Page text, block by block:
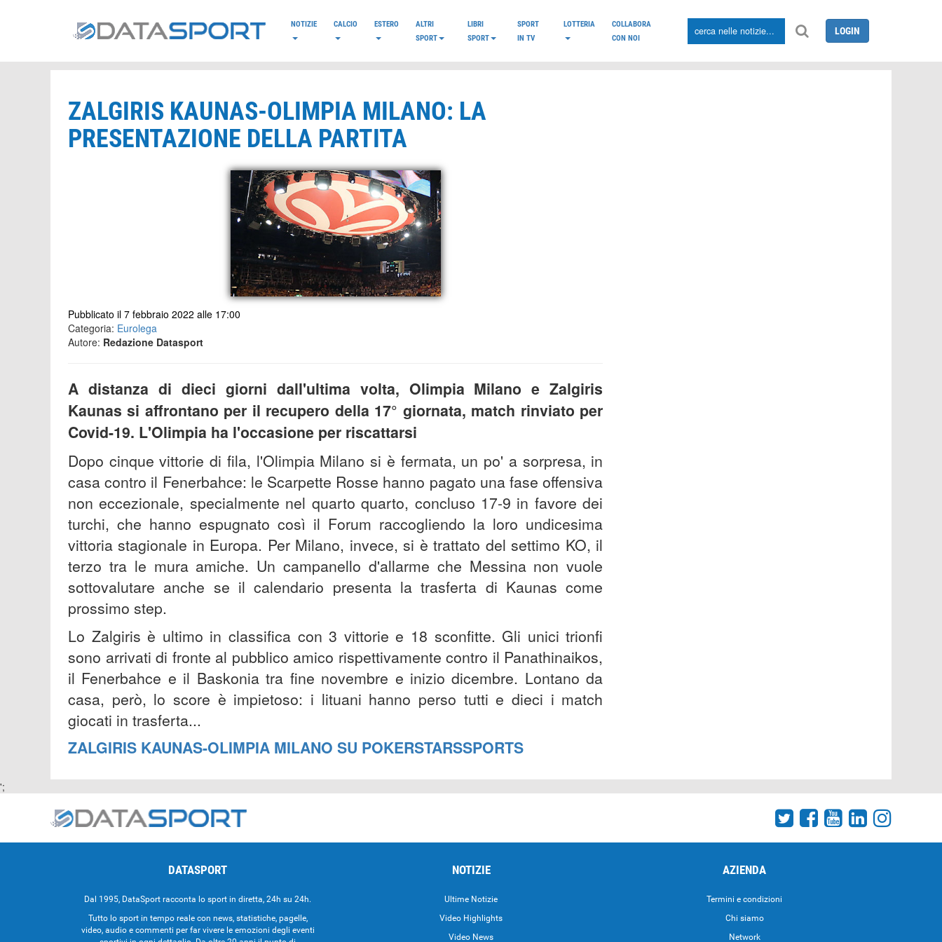
NOTIZIE CALCIO ESTERO
ALTRI
SPORT
LIBRI
SPORT
SPORT
IN TV
LOTTERIA
COLLABORA
CON NOI
LOGIN
ZALGIRIS KAUNAS-OLIMPIA MILANO: LA
PRESENTAZIONE DELLA PARTITA
Pubblicato il 7 febbraio 2022 alle 17:00
Categoria: Eurolega
Autore: Redazione Datasport
A distanza di dieci giorni dall'ultima volta, Olimpia Milano e Zalgiris
Kaunas si affrontano per il recupero della 17° giornata, match rinviato per
Covid-19. L'Olimpia ha l'occasione per riscattarsi
Dopo cinque vittorie di fila, l'Olimpia Milano si è fermata, un po' a sorpresa, in
casa contro il Fenerbahce: le Scarpette Rosse hanno pagato una fase offensiva
non eccezionale, specialmente nel quarto quarto, concluso 17-9 in favore dei
turchi, che hanno espugnato così il Forum raccogliendo la loro undicesima
vittoria stagionale in Europa. Per Milano, invece, si è trattato del settimo KO, il
terzo tra le mura amiche. Un campanello d'allarme che Messina non vuole
sottovalutare anche se il calendario presenta la trasferta di Kaunas come
prossimo step.
Lo Zalgiris è ultimo in classifica con 3 vittorie e 18 sconfitte. Gli unici trionfi
sono arrivati di fronte al pubblico amico rispettivamente contro il Panathinaikos,
il Fenerbahce e il Baskonia tra fine novembre e inizio dicembre. Lontano da
casa, però, lo score è impietoso: i lituani hanno perso tutti e dieci i match
giocati in trasferta...
ZALGIRIS KAUNAS-OLIMPIA MILANO SU POKERSTARSSPORTS
';
DATASPORT
Dal 1995, DataSport racconta lo sport in diretta, 24h su 24h.
Tutto lo sport in tempo reale con news, statistiche, pagelle,
video, audio e commenti per far vivere le emozioni degli eventi
NOTIZIE
Ultime Notizie
Video Highlights
Video News
AZIENDA
Termini e condizioni
Chi siamo
Network